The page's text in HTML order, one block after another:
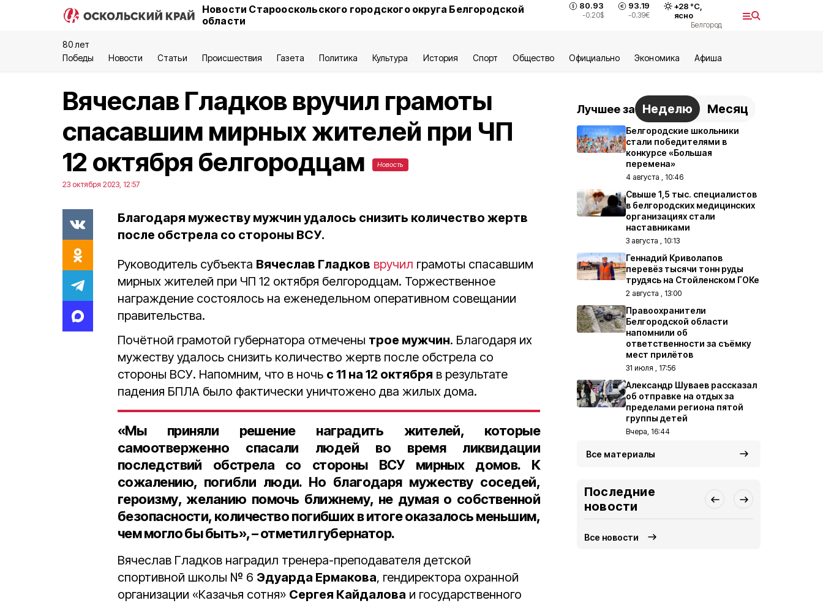
Новости Старооскольского городского округа Белгородской
области
80.93
-0.20$
93.19
-0.39€
+28 °С,
ясно
Белгород
80 лет
Победы
Новости Статьи Происшествия Газета Политика Культура История Спорт Общество Официально Экономика Aфиша
Вячеслав Гладков вручил грамоты
спасавшим мирных жителей при ЧП
12 октября белгородцам
Новость
23 октября 2023, 12:57
Благодаря мужеству мужчин удалось снизить количество жертв
после обстрела со стороны ВСУ.
Руководитель субъекта Вячеслав Гладков вручил грамоты спасавшим
мирных жителей при ЧП 12 октября белгородцам. Торжественное
награждение состоялось на еженедельном оперативном совещании
правительства.
Почётной грамотой губернатора отмечены трое мужчин. Благодаря их
мужеству удалось снизить количество жертв после обстрела со
стороны ВСУ. Напомним, что в ночь с 11 на 12 октября в результате
падения БПЛА было фактически уничтожено два жилых дома.
«Мы приняли решение наградить жителей, которые
самоотверженно спасали людей во время ликвидации
последствий обстрела со стороны ВСУ мирных домов. К
сожалению, погибли люди. Но благодаря мужеству соседей,
героизму, желанию помочь ближнему, не думая о собственной
безопасности, количество погибших в итоге оказалось меньшим,
чем могло бы быть», – отметил губернатор.
Вячеслав Гладков наградил тренера-преподавателя детской
спортивной школы № 6 Эдуарда Ермакова, гендиректора охранной
организации «Казачья сотня» Сергея Кайдалова и государственного
Лучшее за Неделю Месяц
Белгородские школьники
стали победителями в
конкурсе «Большая
перемена»
4 августа , 10:46
Свыше 1,5 тыс. специалистов
в белгородских медицинских
организациях стали
наставниками
3 августа , 10:13
Геннадий Криволапов
перевёз тысячи тонн руды
трудясь на Стойленском ГОКе
2 августа , 13:00
Правоохранители
Белгородской области
напомнили об
ответственности за съёмку
мест прилётов
31 июля , 17:56
Александр Шуваев рассказал
об отправке на отдых за
пределами региона пятой
группы детей
Вчера, 16:44
Все материалы
Последние
новости
Все новости